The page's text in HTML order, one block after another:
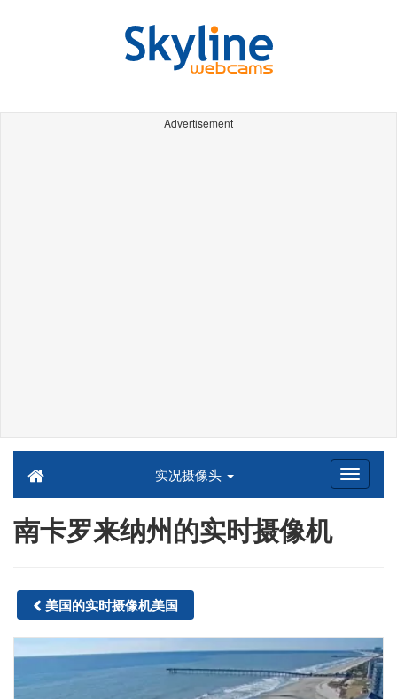
Advertisement
实况摄像头
南卡罗来纳州的实时摄像机
美国的实时摄像机美国